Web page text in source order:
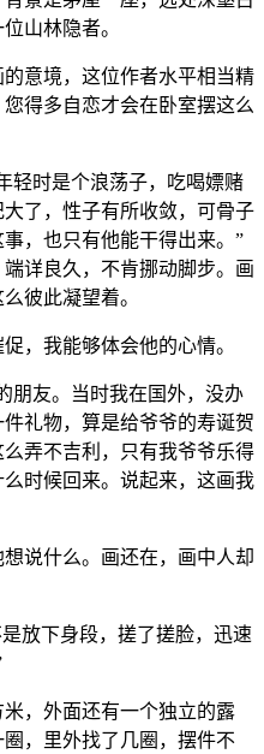
山林隐者。
意境，这位作者水平相当精
得多自恋才会在卧室摆这么
轻时是个浪荡子，吃喝嫖赌
了，性子有所收敛，可骨子
，也只有他能干得出来。”
详良久，不肯挪动脚步。画
彼此凝望着。
，我能够体会他的心情。
朋友。当时我在国外，没办
礼物，算是给爷爷的寿诞贺
弄不吉利，只有我爷爷乐得
时候回来。说起来，这画我
说什么。画还在，画中人却
放下身段，搓了搓脸，迅速
，外面还有一个独立的露
，里外找了几圈，摆件不